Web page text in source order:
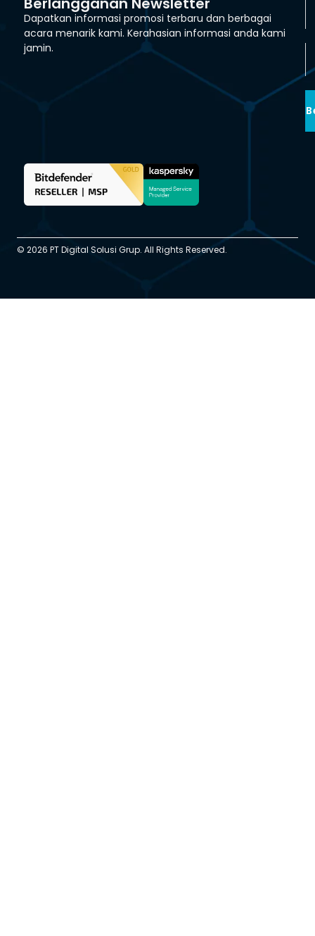
Dapatkan informasi promosi terbaru dan berbagai
acara menarik kami. Kerahasian informasi anda kami
jamin.
© 2026 PT Digital Solusi Grup. All Rights Reserved.